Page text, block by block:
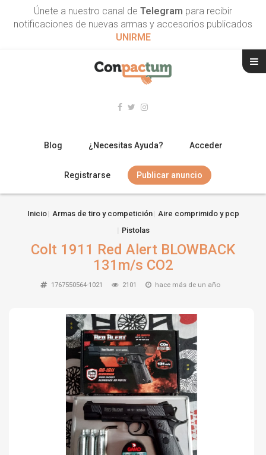
Únete a nuestro canal de Telegram para recibir
notificaciones de nuevas armas y accesorios publicados
UNIRME
Blog ¿Necesitas Ayuda? Acceder
Registrarse Publicar anuncio
TIRO Y COMPETICIÓN
OTRAS ARMAS
ACCESORIOS
Inicio Armas de tiro y competición
Aire comprimido y pcp
Pistolas
Colt 1911 Red Alert BLOWBACK
131m/s CO2
1767550564-1021 2101 hace más de un año